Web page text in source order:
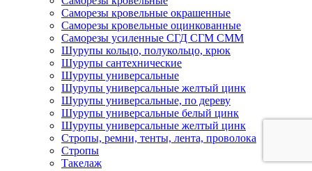
Саморезы кровельные окрашенные
Саморезы кровельные оцинкованные
Саморезы усиленные СГД СГМ СММ
Шурупы кольцо, полукольцо, крюк
Шурупы сантехнические
Шурупы универсальные
Шурупы универсальные желтый цинк
Шурупы универсальные, по дереву
Шурупы универсальные белый цинк
Шурупы универсальные желтый цинк
Стропы, ремни, тенты, лента, проволока
Стропы
Такелаж